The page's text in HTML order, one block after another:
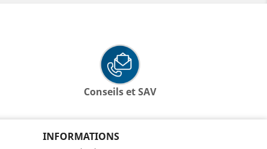
Conseils et SAV
INFORMATIONS